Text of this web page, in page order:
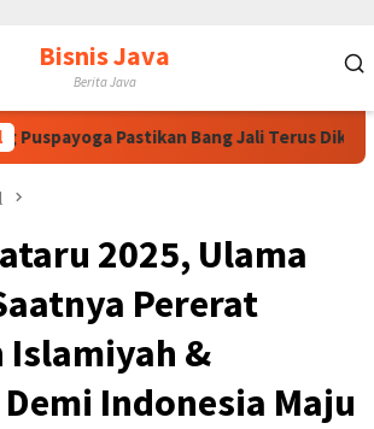
Bisnis Java
Berita Java
Pastikan Bang Jali Terus Dikawal
2025, Ulama
Pererat
Islamiyah &
Indonesia Maju